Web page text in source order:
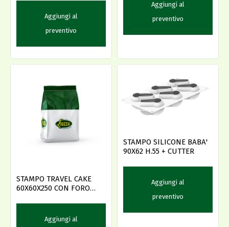
Aggiungi al
preventivo
Aggiungi al
preventivo
STAMPO TRAVEL CAKE
60X60X250 CON FORO
Aggiungi al
STAMPO SILICONE BABA'
90X62 H.55 + CUTTER
Aggiungi al
preventivo